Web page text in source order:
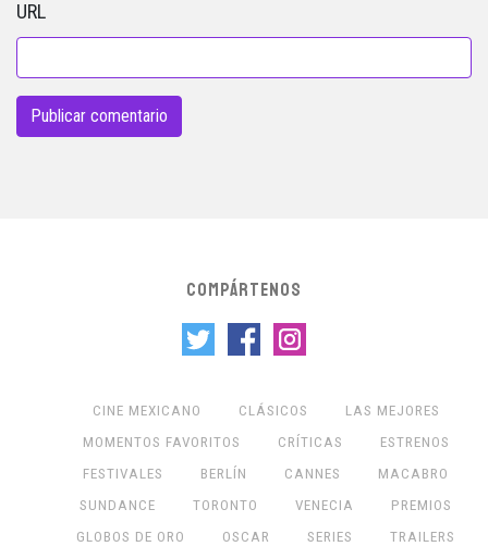
URL
COMPÁRTENOS
CINE MEXICANO CLÁSICOS
LAS MEJORES
MOMENTOS FAVORITOS
CRÍTICAS
ESTRENOS
FESTIVALES
BERLÍN CANNES
MACABRO
SUNDANCE
TORONTO VENECIA
PREMIOS
GLOBOS DE ORO
OSCAR SERIES TRAILERS